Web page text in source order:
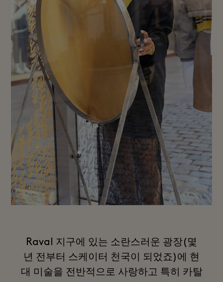
Raval 지구에 있는 소란스러운 광장(몇
년 전부터 스케이터 천국이 되었죠)에 현
대 미술을 전반적으로 사랑하고 특히 카탈